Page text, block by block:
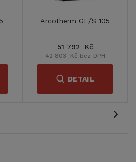
GE/S 65
31 733 Kč bez DPH